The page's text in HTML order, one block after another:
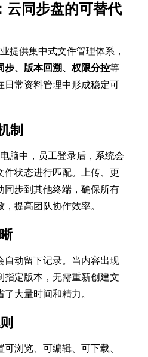
云同步盘的可替代
提供集中式文件管理体系，
步、版本回溯、权限分控等
日常资料管理中形成稳定可
制
脑中，员工登录后，系统会
件状态进行匹配。上传、更
同步到其他终端，确保所有
提高团队协作效率。
自动留下记录。当内容出现
指定版本，无需重新创建文
大量时间和精力。
浏览、可编辑、可下载、